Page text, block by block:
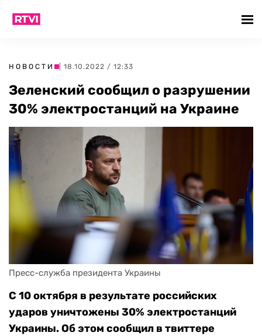
НОВОСТИ | 18.10.2022 / 12:33
Зеленский сообщил о разрушении
30% электростанций на Украине
Пресс-служба президента Украины
С 10 октября в результате российских
ударов уничтожены 30% электростанций
Украины. Об этом сообщил в твиттере